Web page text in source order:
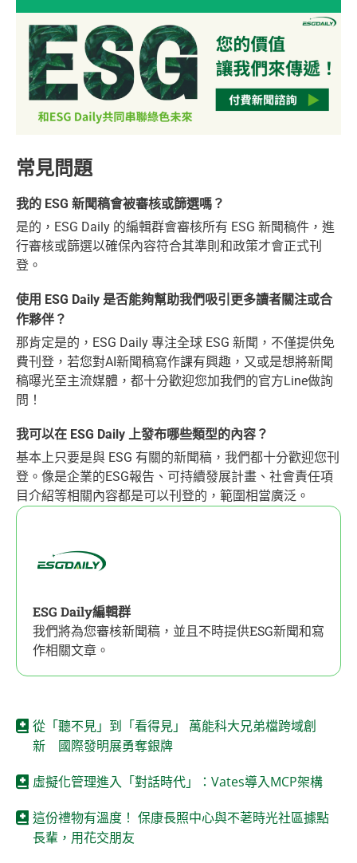
常見問題
我的 ESG 新聞稿會被審核或篩選嗎？
是的，ESG Daily 的編輯群會審核所有 ESG 新聞稿件，進
行審核或篩選以確保內容符合其準則和政策才會正式刊
登。
使用 ESG Daily 是否能夠幫助我們吸引更多讀者關注或合
作夥伴？
那肯定是的，ESG Daily 專注全球 ESG 新聞，不僅提供免
費刊登，若您對AI新聞稿寫作課有興趣，又或是想將新聞
稿曝光至主流媒體，都十分歡迎您加我們的官方Line做詢
問！
我可以在 ESG Daily 上發布哪些類型的內容？
基本上只要是與 ESG 有關的新聞稿，我們都十分歡迎您刊
登。像是企業的ESG報告、可持續發展計畫、社會責任項
目介紹等相關內容都是可以刊登的，範圍相當廣泛。
ESG Daily編輯群
我們將為您審核新聞稿，並且不時提供ESG新聞和寫
作相關文章。
從「聽不見」到「看得見」 萬能科大兄弟檔跨域創
新 國際發明展勇奪銀牌
虛擬化管理進入「對話時代」：Vates導入MCP架構
這份禮物有溫度！ 保康長照中心與不荖時光社區據點
長輩，用花交朋友